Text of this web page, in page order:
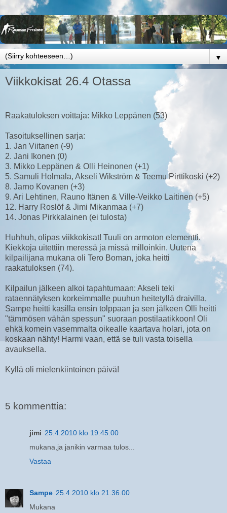
▼
Viikkokisat 26.4 Otassa
Raakatuloksen voittaja: Mikko Leppänen (53)
Tasoituksellinen sarja:
1. Jan Viitanen (-9)
2. Jani Ikonen (0)
3. Mikko Leppänen & Olli Heinonen (+1)
5. Samuli Holmala, Akseli Wikström & Teemu Pirttikoski (+2)
8. Jarno Kovanen (+3)
9. Ari Lehtinen, Rauno Itänen & Ville-Veikko Laitinen (+5)
12. Harry Roslöf & Jimi Mikanmaa (+7)
14. Jonas Pirkkalainen (ei tulosta)
Huhhuh, olipas viikkokisat! Tuuli on armoton elementti.
Kiekkoja uitettiin meressä ja missä milloinkin. Uutena
kilpailijana mukana oli Tero Boman, joka heitti
raakatuloksen (74).
Kilpailun jälkeen alkoi tapahtumaan: Akseli teki
rataennätyksen korkeimmalle puuhun heitetyllä draivilla,
Sampe heitti kasilla ensin tolppaan ja sen jälkeen Olli heitti
"tämmösen vähän spessun" suoraan postilaatikkoon! Oli
ehkä komein vasemmalta oikealle kaartava holari, jota on
koskaan nähty! Harmi vaan, että se tuli vasta toisella
avauksella.
Kyllä oli mielenkiintoinen päivä!
5 kommenttia:
jimi 25.4.2010 klo 19.45.00
mukana,ja janikin varmaa tulos...
Vastaa
Sampe 25.4.2010 klo 21.36.00
Mukana